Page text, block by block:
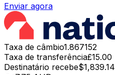
Enviar agora
Taxa de câmbio1.867152
Taxa de transferência£15.00
Destinatário recebe$1,839.14